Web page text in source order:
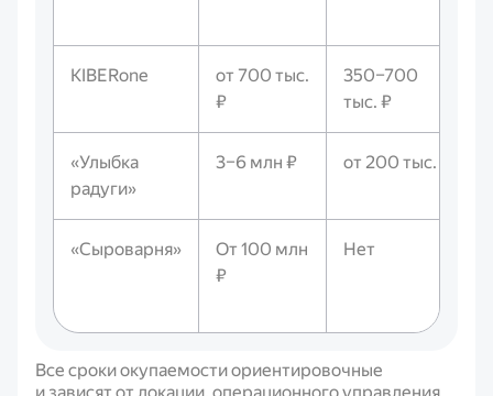
KIBERone
от 700 тыс.
₽
350–700
тыс. ₽
«Улыбка
радуги»
3–6 млн ₽ от 200 тыс. ₽
«Сыроварня»
От 100 млн
₽
Нет
Все сроки окупаемости ориентировочные